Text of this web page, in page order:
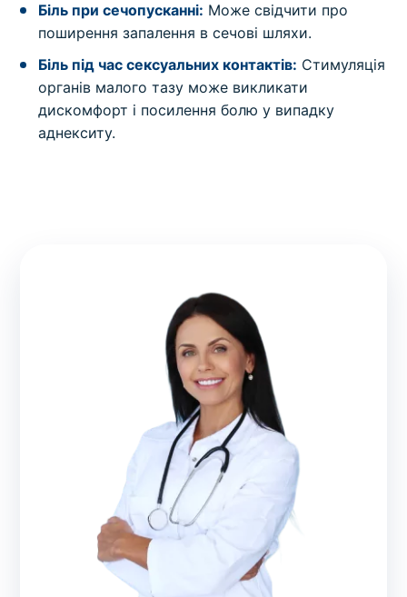
Біль при сечопусканні: Може свідчити про
поширення запалення в сечові шляхи.
Біль під час сексуальних контактів: Стимуляція
органів малого тазу може викликати
дискомфорт і посилення болю у випадку
аднекситу.